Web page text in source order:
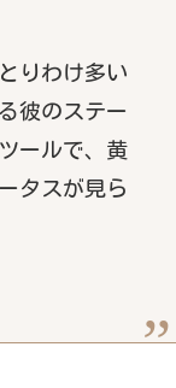
りわけ多い
彼のステー
ールで、黄
タスが見ら